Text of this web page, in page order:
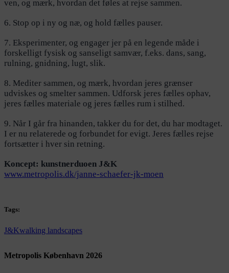
ven, og mærk, hvordan det føles at rejse sammen.
6. Stop op i ny og næ, og hold fælles pauser.
7. Eksperimenter, og engager jer på en legende måde i
forskelligt fysisk og sanseligt samvær, f.eks. dans, sang,
rulning, gnidning, lugt, slik.
8. Mediter sammen, og mærk, hvordan jeres grænser
udviskes og smelter sammen. Udforsk jeres fælles ophav,
jeres fælles materiale og jeres fælles rum i stilhed.
9. Når I går fra hinanden, takker du for det, du har modtaget.
I er nu relaterede og forbundet for evigt. Jeres fælles rejse
fortsætter i hver sin retning.
Koncept: kunstnerduoen J&K
www.metropolis.dk/janne-schaefer-jk-moen
Tags:
J&Kwalking landscapes
Metropolis København 2026